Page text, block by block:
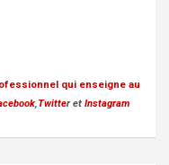
qui enseigne au
,Twitter et Instagram